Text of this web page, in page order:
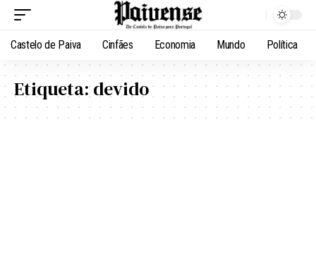
Castelo de Paiva Cinfães Economia Mundo Política
Etiqueta:devido